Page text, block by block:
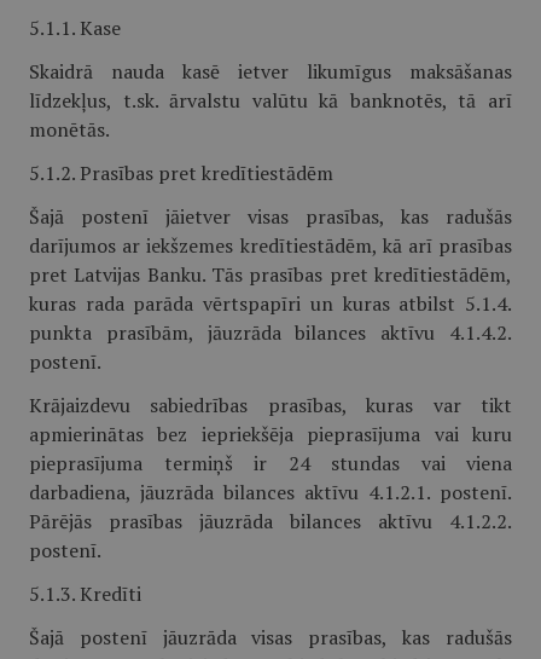
5.1.1. Kase
Skaidrā nauda kasē ietver likumīgus maksāšanas
līdzekļus, t.sk. ārvalstu valūtu kā banknotēs, tā arī
monētās.
5.1.2. Prasības pret kredītiestādēm
Šajā postenī jāietver visas prasības, kas radušās
darījumos ar iekšzemes kredītiestādēm, kā arī prasības
pret Latvijas Banku. Tās prasības pret kredītiestādēm,
kuras rada parāda vērtspapīri un kuras atbilst 5.1.4.
punkta prasībām, jāuzrāda bilances aktīvu 4.1.4.2.
postenī.
Krājaizdevu sabiedrības prasības, kuras var tikt
apmierinātas bez iepriekšēja pieprasījuma vai kuru
pieprasījuma termiņš ir 24 stundas vai viena
darbadiena, jāuzrāda bilances aktīvu 4.1.2.1. postenī.
Pārējās prasības jāuzrāda bilances aktīvu 4.1.2.2.
postenī.
5.1.3. Kredīti
Šajā postenī jāuzrāda visas prasības, kas radušās